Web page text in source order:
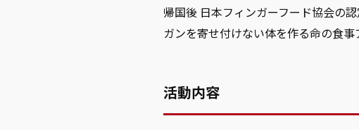
帰国後 日本フィンガーフード協会の
ガンを寄せ付けない体を作る命の食
活動内容